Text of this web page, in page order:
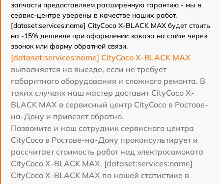
запчасти предоставляем расширенную гарантию - мы в
сервис-центре уверены в качестве наших работ.
[dataset:services:name] CityCoco X-BLACK MAX будет стоить
на -15% дешевле при оформлении заказа на сайте через
звонок или форму обратной связи.
[dataset:services:name] CityCoco X-BLACK MAX
выполняется на выезде, если не требует
габаритного оборудования и сложного ремонта. В
таких случаях наш мастер доставит CityCoco X-
BLACK MAX в сервисный центр CityCoco в Ростове-
на-Дону и привезет обратно.
Позвоните и наш сотрудник сервисного центра
CityCoco в Ростове-на-Дону проконсультирует и
рассчитает стоимость работ над электросамоката
CityCoco X-BLACK MAX. [dataset:services:name]
CityCoco X-BLACK MAX по нашей статистике в